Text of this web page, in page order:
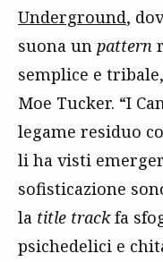
Underground,
suona un pattern
semplice e
Moe Tucker. “I
legame residuo
li ha visti
sofisticazione
la title trackfa
psichedelici e